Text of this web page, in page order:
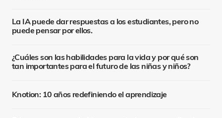
La IA puede dar respuestas a los estudiantes, pero no
puede pensar por ellos.
¿Cuáles son las habilidades para la vida y por qué son
tan importantes para el futuro de las niñas y niños?
Knotion: 10 años redefiniendo el aprendizaje